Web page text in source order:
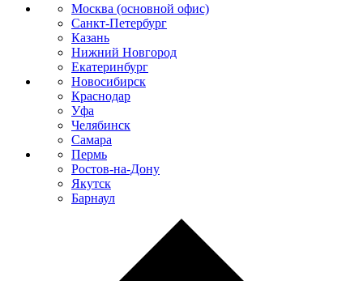
Москва (основной офис)
Санкт-Петербург
Казань
Нижний Новгород
Екатеринбург
Новосибирск
Краснодар
Уфа
Челябинск
Самара
Пермь
Ростов-на-Дону
Якутск
Барнаул